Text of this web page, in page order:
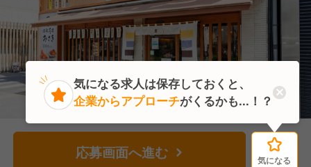
応募画面へ進む 気になる
気になる
気になる求人は保存しておくと、
企業からアプローチがくるかも...！？